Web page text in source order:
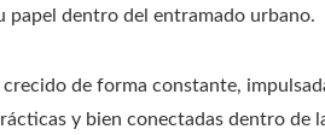
dentro del entramado urbano.
de forma constante,
y bien conectadas dentro de